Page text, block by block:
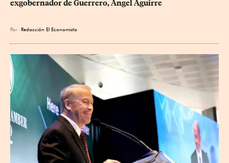
exgobernador de Guerrero, Ángel Aguirre
Por Redacción El Economista